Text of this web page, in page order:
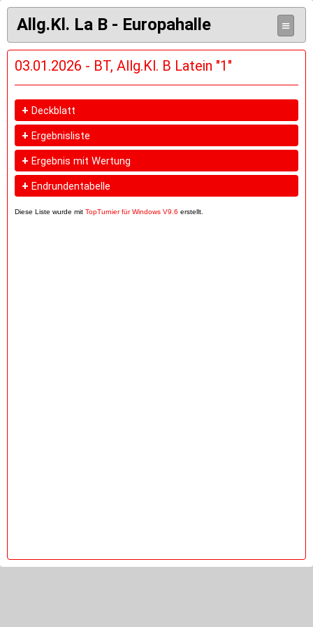
Allg.Kl. La B - Europahalle ≡
03.01.2026 - BT, Allg.Kl. B Latein "1"
+ Deckblatt
+ Ergebnisliste
+ Ergebnis mit Wertung
+ Endrundentabelle
Diese Liste wurde mit TopTurnier für Windows V9.6 erstellt.